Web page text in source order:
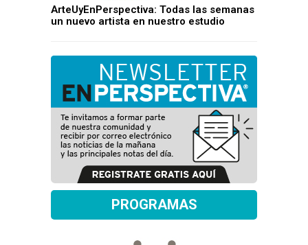
ArteUyEnPerspectiva: Todas las semanas
un nuevo artista en nuestro estudio
PROGRAMAS